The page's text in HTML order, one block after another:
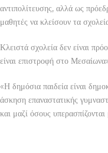
αντιπολίτευσης, αλλά ως
μαθητές να κλείσουν τα
Κλειστά σχολεία δεν είναι
είναι επιστροφή στο
«Η δημόσια παιδεία είναι
άσκηση επαναστατικής
και μαζί όσους